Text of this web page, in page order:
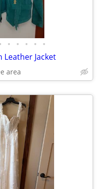
• • • • •
Leather Jacket
area